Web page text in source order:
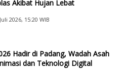
Akibat Hujan Lebat
2026, 15:20 WIB
Hadir di Padang, Wadah Asah
dan Teknologi Digital